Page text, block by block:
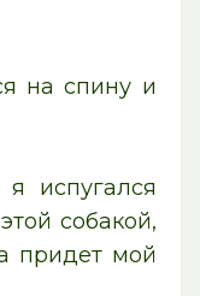
на спину и
испугался
собакой,
придет мой